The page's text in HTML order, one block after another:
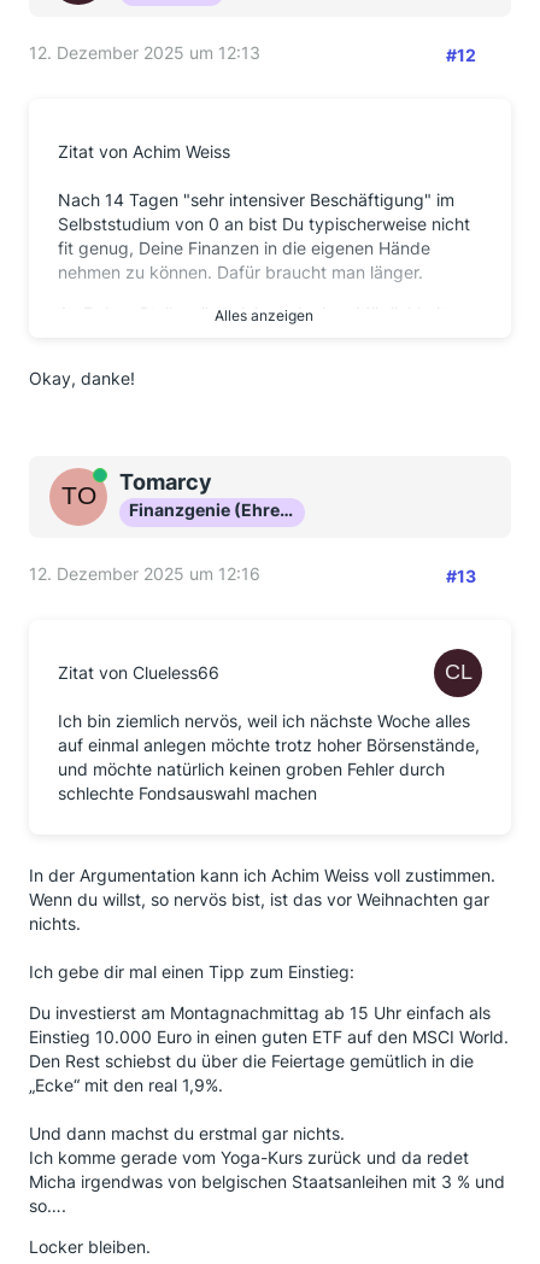
12. Dezember 2025 um 12:13 #12
Zitat von Achim Weiss
Nach 14 Tagen "sehr intensiver Beschäftigung" im
Selbststudium von 0 an bist Du typischerweise nicht
fit genug, Deine Finanzen in die eigenen Hände
nehmen zu können. Dafür braucht man länger.
An Deiner Stelle würde ich nach einer Möglichkeit
schlauzulesen und schlauzufragen.
Du bist offenkundig im Moment voller
Gestaltungsdrang. Rom ist nicht an einem Tag erbaut
nie um Geldanlage gekümmert hat, in 14 Tagen nicht
Wer kaum weiß, was ein Schwimmring ist, sollte nicht
gleich ins Tiefe gehen.
Es geht für Dich im Moment darum, eine gute
könnte ein Geldmarktfonds sein. Das Problem dabei
ist, daß Dich möglicherweise schon der
Geldmarktfonds an den Rand Deiner Fähigkeiten
Selber machen wollen und das dann auch
verantwortlich zu tun sind zwei Paar Stiefel.
Dein Name ist geradezu Programm. Deine primäre
Aufgabe sollte jetzt sein, zunächst die clues zu finden
und erst danach zu handeln.
Alles anzeigen
Okay, danke!
OnlineTomarcy
Finanzgenie (Ehrenmitglied)
12. Dezember 2025 um 12:16 #13
Zitat von Clueless66
Ich bin ziemlich nervös, weil ich nächste Woche alles
auf einmal anlegen möchte trotz hoher Börsenstände,
und möchte natürlich keinen groben Fehler durch
schlechte Fondsauswahl machen
In der Argumentation kann ich Achim Weiss voll zustimmen.
Wenn du willst, so nervös bist, ist das vor Weihnachten gar
nichts.
Ich gebe dir mal einen Tipp zum Einstieg:
Du investierst am Montagnachmittag ab 15 Uhr einfach als
Einstieg 10.000 Euro in einen guten ETF auf den MSCI World.
Den Rest schiebst du über die Feiertage gemütlich in die
„Ecke“ mit den real 1,9%.
Und dann machst du erstmal gar nichts.
Ich komme gerade vom Yoga-Kurs zurück und da redet
Micha irgendwas von belgischen Staatsanleihen mit 3 % und
so….
Locker bleiben.